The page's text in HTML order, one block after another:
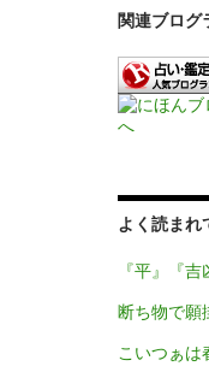
関連ブログ
よく読まれ
『平』『
断ち物で願
こいつぁは